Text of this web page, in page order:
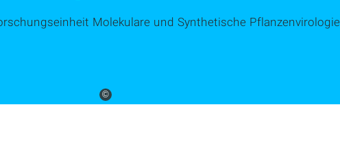
©
Molekulare und Synthetische Pflanzenvirologie